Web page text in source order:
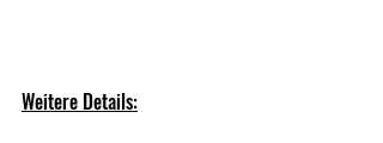
Weitere Details: